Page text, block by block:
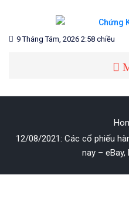
content
CHỨNG KHOÁN
Blog chia sẻ về Chứng Khoán và
9 Tháng Tám, 2026 2:58 chiều
12/08/2021: Các cổ phiếu
nay – eBay,